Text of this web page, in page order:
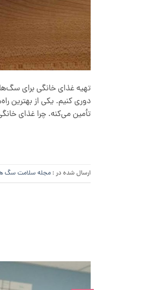
تهیه غذای خانگی برای
دوری کنیم. یکی از بهترین
تأمین می‌کنه. چرا غذای
ارسال شده در : مجله سلامت سگ